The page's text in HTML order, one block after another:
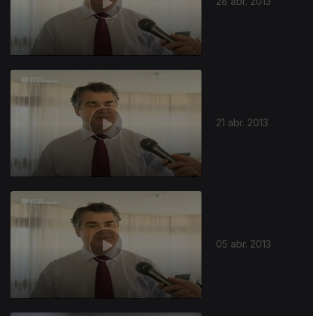
21 abr. 2013
05 abr. 2013